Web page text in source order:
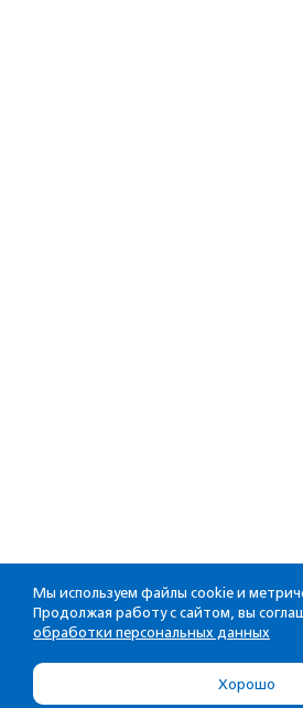
Мы используем файлы cookie и
Продолжая работу с сайтом, вы
обработки персональных данных
Хорошо